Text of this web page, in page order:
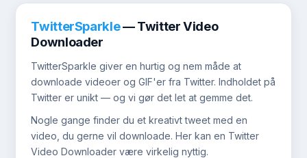
TwitterSparkle— Twitter Video
Downloader
TwitterSparkle giver en hurtig og nem måde at
downloade videoer og GIF'er fra Twitter. Indholdet på
Twitter er unikt — og vi gør det let at gemme det.
Nogle gange finder du et kreativt tweet med en
video, du gerne vil downloade. Her kan en Twitter
Video Downloader være virkelig nyttig.